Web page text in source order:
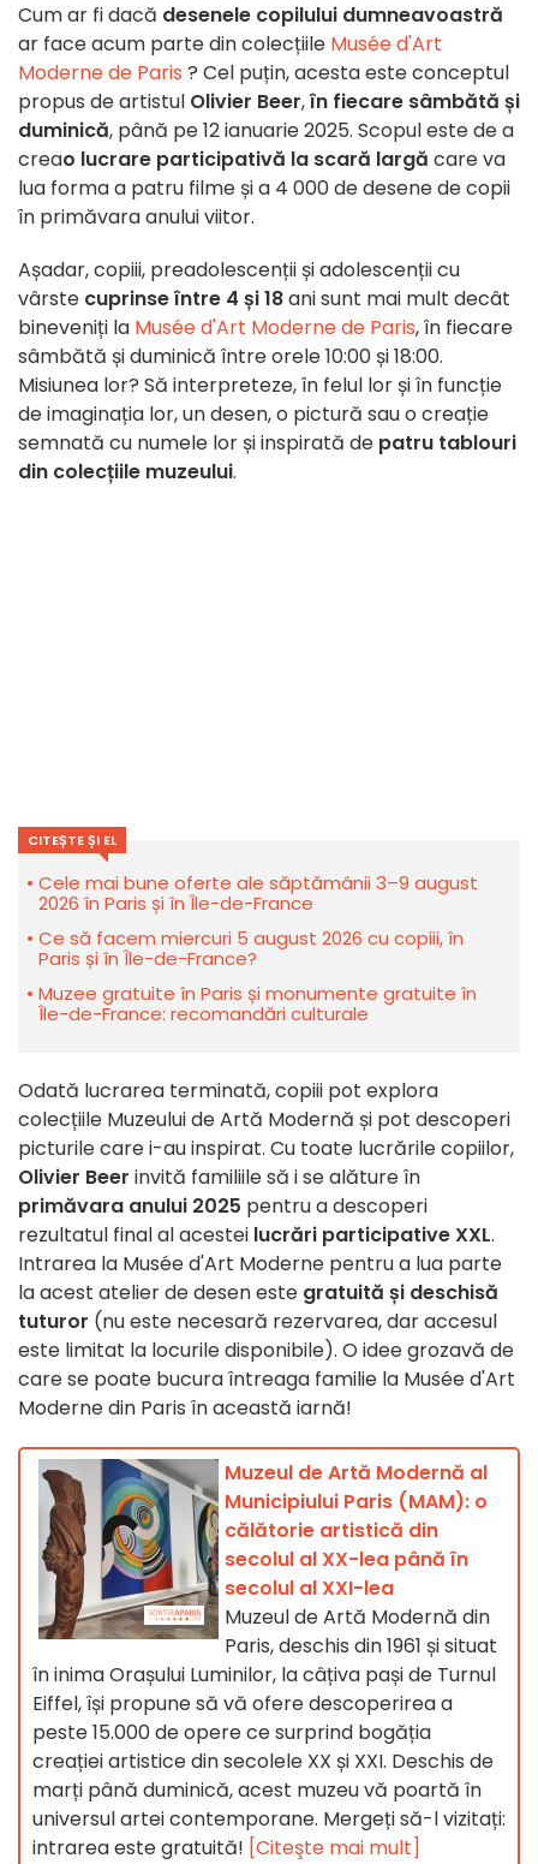
Cum ar fi dacă desenele copilului dumneavoastră
ar face acum parte din colecțiile Musée d'Art
Moderne de Paris ? Cel puțin, acesta este conceptul
propus de artistul Olivier Beer,în fiecare sâmbătă și
duminică, până pe 12 ianuarie 2025. Scopul este de a
creao lucrare participativă la scară largă care va
lua forma a patru filme și a 4 000 de desene de copii
în primăvara anului viitor.
Așadar, copiii, preadolescenții și adolescenții cu
vârste cuprinse între 4 și 18ani sunt mai mult decât
bineveniți la Musée d'Art Moderne de Paris, în fiecare
sâmbătă și duminică între orele 10:00 și 18:00.
Misiunea lor? Să interpreteze, în felul lor și în funcție
de imaginația lor, un desen, o pictură sau o creație
semnată cu numele lor și inspirată de patru tablouri
din colecțiile muzeului.
CITEȘTE ȘI EL
Cele mai bune oferte ale săptămânii 3–9 august
2026 în Paris și în Île-de-France
Ce să facem miercuri 5 august 2026 cu copiii, în
Paris și în Île-de-France?
Muzee gratuite în Paris și monumente gratuite în
Île-de-France: recomandări culturale
Odată lucrarea terminată, copiii pot explora
colecțiile Muzeului de Artă Modernă și pot descoperi
picturile care i-au inspirat. Cu toate lucrările copiilor,
Olivier Beer invită familiile să i se alăture în
primăvara anului 2025 pentru a descoperi
rezultatul final al acestei lucrări participative XXL.
Intrarea la Musée d'Art Moderne pentru a lua parte
la acest atelier de desen este gratuită și deschisă
tuturor (nu este necesară rezervarea, dar accesul
este limitat la locurile disponibile). O idee grozavă de
care se poate bucura întreaga familie la Musée d'Art
Moderne din Paris în această iarnă!
Muzeul de Artă Modernă al
Municipiului Paris (MAM): o
călătorie artistică din
secolul al XX-lea până în
secolul al XXI-lea
Muzeul de Artă Modernă din
Paris, deschis din 1961 și situat
în inima Orașului Luminilor, la câțiva pași de Turnul
Eiffel, își propune să vă ofere descoperirea a
peste 15.000 de opere ce surprind bogăția
creației artistice din secolele XX și XXI. Deschis de
marți până duminică, acest muzeu vă poartă în
universul artei contemporane. Mergeți să-l vizitați:
intrarea este gratuită! [Citeşte mai mult]